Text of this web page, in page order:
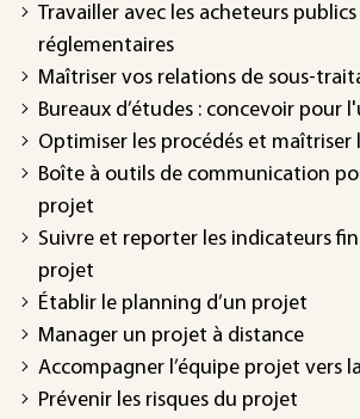
Travailler avec les acheteurs publics
réglementaires
Maîtriser vos relations de sous-
Bureaux d’études : concevoir pour
Optimiser les procédés et maîtriser
Boîte à outils de communication
projet
Suivre et reporter les indicateurs
projet
Établir le planning d’un projet
Manager un projet à distance
Accompagner l’équipe projet vers
Prévenir les risques du projet